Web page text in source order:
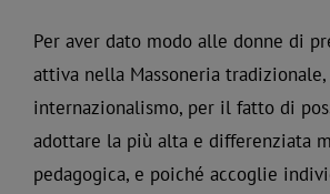
Per aver dato modo alle donne di
attiva nella Massoneria
internazionalismo, per il fatto di
adottare la più alta e differenziata
pedagogica, e poiché accoglie